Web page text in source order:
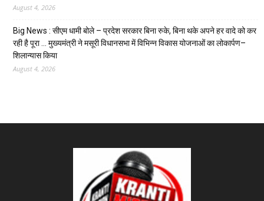
August 4, 2026
Big News : सीएम धामी बोले – प्रदेश सरकार बिना रुके, बिना थके अपने हर वादे को कर
रही है पूरा … मुख्यमंत्री ने मसूरी विधानसभा में विभिन्न विकास योजनाओं का लोकार्पण–
शिलान्यास किया
August 4, 2026